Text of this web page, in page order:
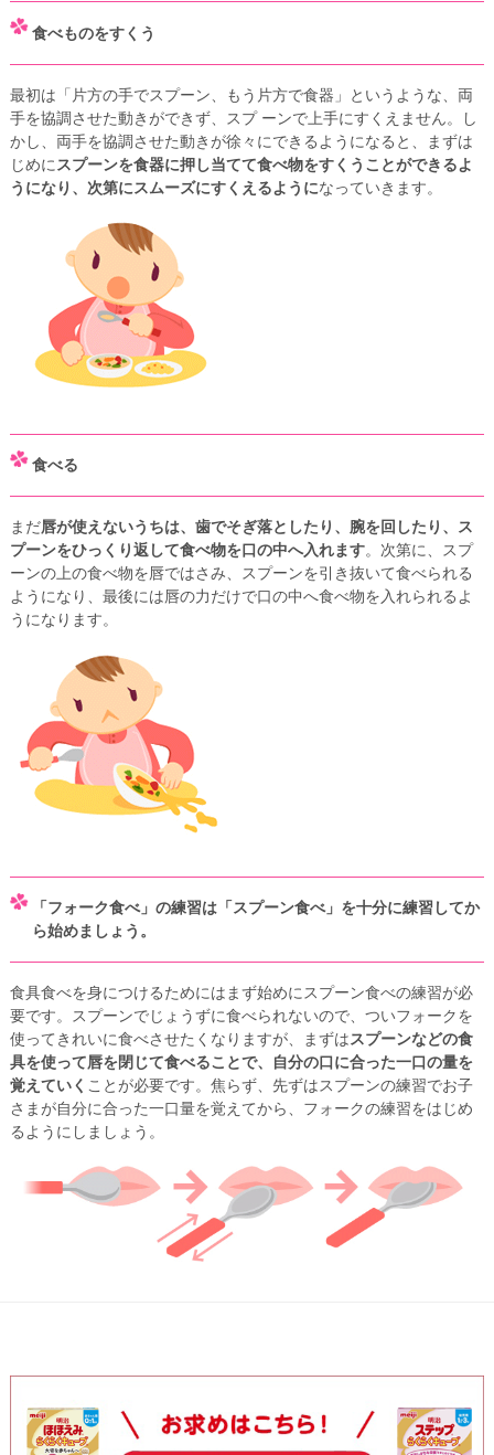
食べものをすくう
最初は「片方の手でスプーン、もう片方で食器」というような、両
手を協調させた動きができず、スプ ーンで上手にすくえません。し
かし、両手を協調させた動きが徐々にできるようになると、まずは
じめに スプーンを食器に押し当てて食べ物をすくうことができるよ
うになり、次第にスムーズにすくえるようになっていきます。
食べる
まだ唇が使えないうちは、歯でそぎ落としたり、腕を回したり、ス
プーンをひっくり返して食べ物を口の中へ入れます。次第に、スプ
ーンの上の食べ物を唇ではさみ、スプーンを引き抜いて食べられる
ようになり、最後には唇の力だけで口の中へ食べ物を入れられるよ
うになります。
「フォーク食べ」の練習は「スプーン食べ」を十分に練習してか
ら始めましょう。
食具食べを身につけるためにはまず始めにスプーン食べの練習が必
要です。スプーンでじょうずに食べられないので、ついフォークを
使ってきれいに食べさせたくなりますが、まずはスプーンなどの食
具を使って唇を閉じて食べることで、自分の口に合った一口の量を
覚えていく ことが必要です。焦らず、先ずはスプーンの練習でお子
さまが自分に合った一口量を覚えてから、フォークの練習をはじめ
るようにしましょう。